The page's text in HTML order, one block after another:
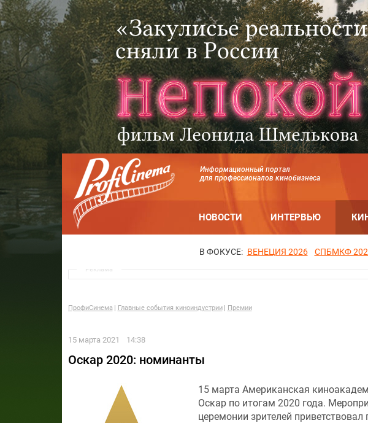
Информационный портал
для профессионалов кинобизнеса
НОВОСТИ ИНТЕРВЬЮ
В ФОКУСЕ: ВЕНЕЦИЯ 2026 СПБМКФ
Реклама
ПрофиСинема Главные события киноиндустрии Премии
15 марта 2021 14:38
Оскар 2020: номинанты
15 марта Американская
Оскар по итогам 2020 года.
церемонии зрителей